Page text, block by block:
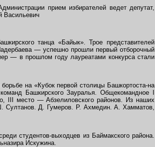
прием избирателей ведет депутат,
Васильевич
танца «Байык». Трое представителей
— успешно прошли первый отборочный
— в прошлом году лауреатами конкурса стали
на «Кубок первой столицы Башкортоста-на
Башкирского Зауралья. Общекомандное I
III место — Абзелиловского районов. Из наших
Султанов. Д. Гумеров. Р. Ахмедин. А. Хамматов,
студентов-выходцев из Баймакского района.
Искужина.